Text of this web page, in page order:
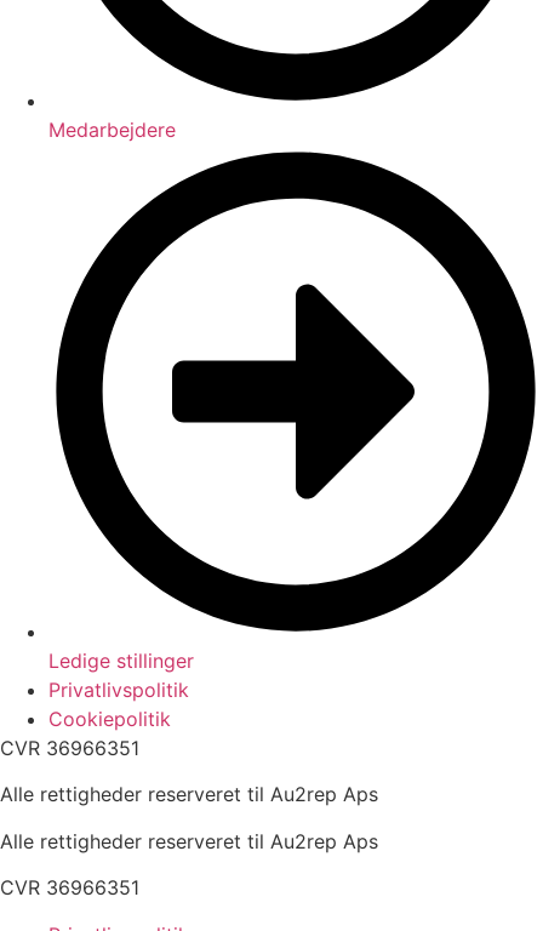
Medarbejdere
Ledige stillinger
Privatlivspolitik
Cookiepolitik
CVR 36966351
Alle rettigheder reserveret til Au2rep Aps
Alle rettigheder reserveret til Au2rep Aps
CVR 36966351